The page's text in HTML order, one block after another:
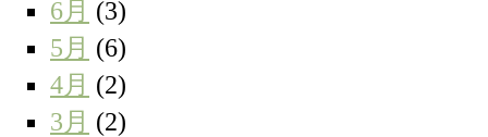
6月 (3)
5月 (6)
4月 (2)
3月 (2)